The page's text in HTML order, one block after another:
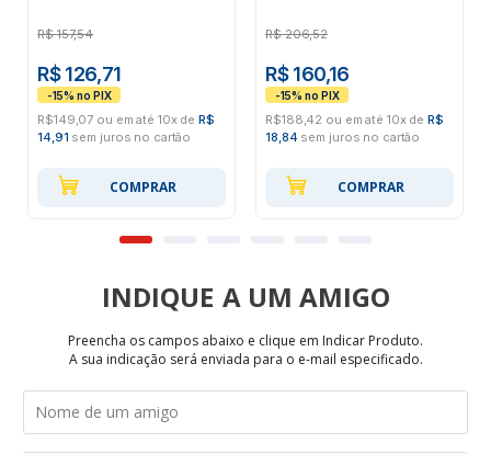
R$ 157,54
R$ 126,71
R$149,07 ou em até 10x deR$
14,91 sem juros no cartão
COMPRAR
R$ 206,52
R$ 160,16
R$188,42 ou em até 10x deR$
18,84 sem juros no cartão
COMPRAR
INDIQUE
Preencha os campos abaixo e clique em Indicar Produto.
A sua indicação será enviada para o e-mail especificado.